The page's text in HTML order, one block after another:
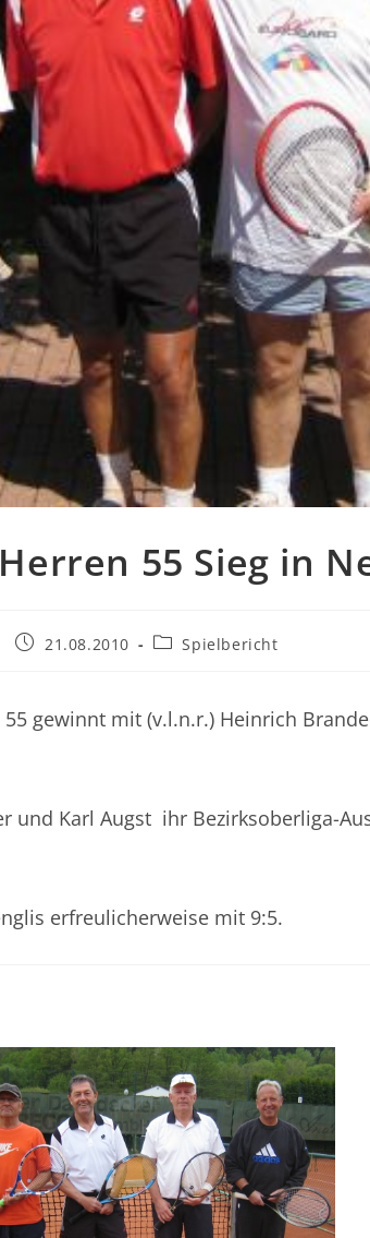
55 Sieg in
Beitrag21.08.2010
Beitrags-
Spielbericht
gewinnt mit (v.l.n.r.) Heinrich
und Karl Augst ihr Bezirksoberliga-
erfreulicherweise mit 9:5.